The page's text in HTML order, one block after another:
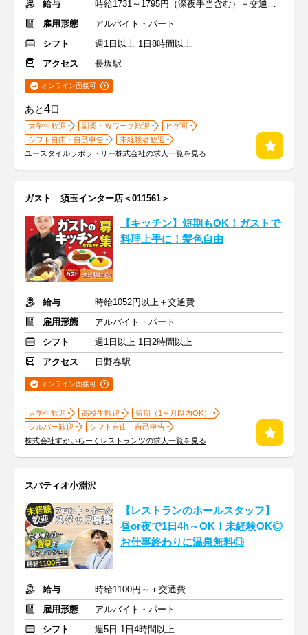
給与
時給1731～1795円（深夜手当含む）＋交通費支給
雇用形態
アルバイト・パート
シフト
週1日以上 1日8時間以上
アクセス
長坂駅
オンライン面接可
あと4日
大学生歓迎 副業・Ｗワーク歓迎
ヒゲ可
シフト自由・自己申告
未経験者歓迎
ユースタイルラボラトリー株式会社の求人一覧を見る
ガスト 須玉インター店＜011561＞
【キッチン】短期もOK！ガストで
料理上手に！髪色自由
給与
時給1052円以上＋交通費
雇用形態
アルバイト・パート
シフト
週1日以上 1日2時間以上
アクセス
日野春駅
オンライン面接可
大学生歓迎 高校生歓迎
短期（1ヶ月以内OK）
シルバー歓迎
シフト自由・自己申告
株式会社すかいらーくレストランツの求人一覧を見る
スパティオ小淵沢
【レストランのホールスタッフ】
昼or夜で1日4h～OK！未経験OK◎
お仕事終わりに温泉無料◎
給与
時給1100円～＋交通費
雇用形態
アルバイト・パート
シフト
週5日 1日4時間以上